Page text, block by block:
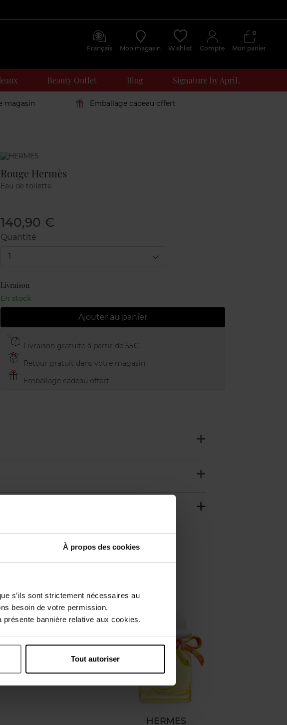
À propos des cookies
s’ils sont strictement nécessaires au
besoin de votre permission.
bannière relative aux cookies.
Tout autoriser
Français Mon magasin Wishlist Compte Mon panier
0
Beauty Outlet Blog Signature by ApriL
magasin Emballage cadeau offert
Marque
Rouge Hermès
Eau de toilette
140,90 €
Quantité
1
Livraison
En stock
Ajouter au panier
Livraison gratuite à partir de 55€
Retour gratuit dans votre magasin
Emballage cadeau offert
HERMES